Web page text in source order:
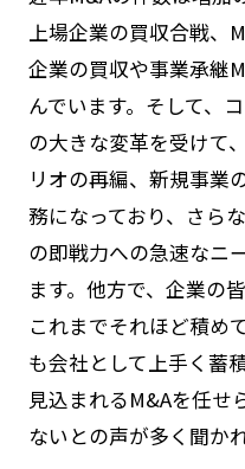
上場企業の買収合戦、
企業の買収や事業承継
んでいます。そして、
の大きな変革を受けて
リオの再編、新規事業
務になっており、さら
の即戦力への急速なニ
ます。他方で、企業の
これまでそれほど積め
も会社として上手く蓄
見込まれるM&Aを任せ
ないとの声が多く聞かれ